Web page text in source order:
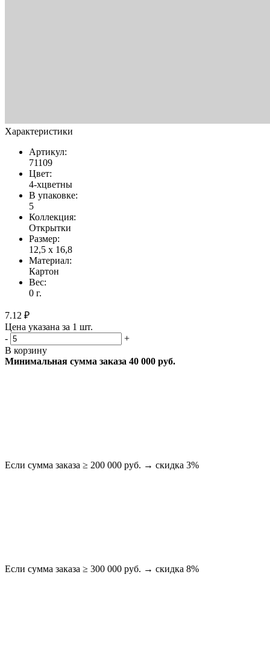
Характеристики
Артикул:
71109
Цвет:
4-хцветны
В упаковке:
5
Коллекция:
Открытки
Размер:
12,5 х 16,8
Материал:
Картон
Вес:
0 г.
7.12 ₽
Цена указана за 1 шт.
-
+
В корзину
Минимальная сумма заказа 40 000 руб.
Если сумма заказа ≥ 200 000 руб. → скидка 3%
Если сумма заказа ≥ 300 000 руб. → скидка 8%